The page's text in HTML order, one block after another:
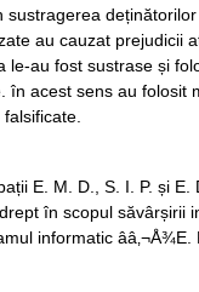
sustragerea
au cauzat prejudicii
le-au fost sustrase și
în acest sens au folosit
E. M. D., S. I. P. și E.
în scopul săvârșirii
informatic ââ‚¬Å¾E.